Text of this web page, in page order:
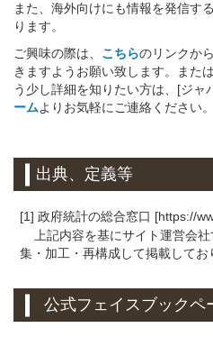
また、海外向けにも情報を発信す
ります。
ご興味の際は、 こちらのリンクか
きますようお願い致します。また
う少し詳細を知りたい方は、[ジャ
ームよりお気軽にご連絡ください。
出典、定義等
[1] 政府統計の総合窓口 [https://
上記内容を基にサイト運営会
集・加工・再構成して掲載してお
公式フェイスブックペ